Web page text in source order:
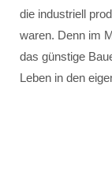
die industriell
waren. Denn im
das günstige
Leben in den